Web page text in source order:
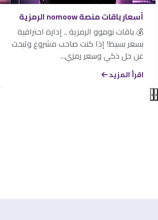
أسعار باقات منصة nomoow الرمزية
💰 باقات نوموو الرمزية .. إدارة احترافية
بسعر بسيط! إذا كنت صاحب مشروع وتبحث
عن حل ذكي وسعر رمزي...
اقرأ المزيد
‹
›